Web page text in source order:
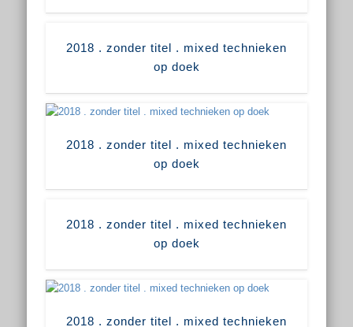
2018 . zonder titel . mixed technieken
op doek
2018 . zonder titel . mixed technieken
op doek
2018 . zonder titel . mixed technieken
op doek
2018 . zonder titel . mixed technieken